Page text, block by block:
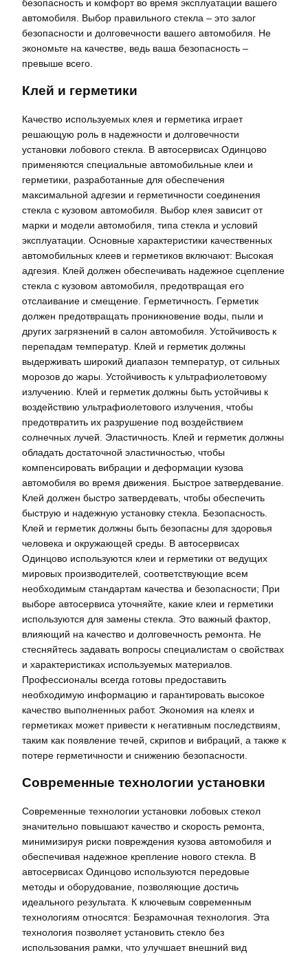
безопасность и комфорт во время эксплуатации вашего
автомобиля. Выбор правильного стекла – это залог
безопасности и долговечности вашего автомобиля. Не
экономьте на качестве, ведь ваша безопасность –
превыше всего.
Клей и герметики
Качество используемых клея и герметика играет
решающую роль в надежности и долговечности
установки лобового стекла. В автосервисах Одинцово
применяются специальные автомобильные клеи и
герметики, разработанные для обеспечения
максимальной адгезии и герметичности соединения
стекла с кузовом автомобиля. Выбор клея зависит от
марки и модели автомобиля, типа стекла и условий
эксплуатации. Основные характеристики качественных
автомобильных клеев и герметиков включают: Высокая
адгезия. Клей должен обеспечивать надежное сцепление
стекла с кузовом автомобиля, предотвращая его
отслаивание и смещение. Герметичность. Герметик
должен предотвращать проникновение воды, пыли и
других загрязнений в салон автомобиля. Устойчивость к
перепадам температур. Клей и герметик должны
выдерживать широкий диапазон температур, от сильных
морозов до жары. Устойчивость к ультрафиолетовому
излучению. Клей и герметик должны быть устойчивы к
воздействию ультрафиолетового излучения, чтобы
предотвратить их разрушение под воздействием
солнечных лучей. Эластичность. Клей и герметик должны
обладать достаточной эластичностью, чтобы
компенсировать вибрации и деформации кузова
автомобиля во время движения. Быстрое затвердевание.
Клей должен быстро затвердевать, чтобы обеспечить
быструю и надежную установку стекла. Безопасность.
Клей и герметик должны быть безопасны для здоровья
человека и окружающей среды. В автосервисах
Одинцово используются клеи и герметики от ведущих
мировых производителей, соответствующие всем
необходимым стандартам качества и безопасности; При
выборе автосервиса уточняйте, какие клеи и герметики
используются для замены стекла. Это важный фактор,
влияющий на качество и долговечность ремонта. Не
стесняйтесь задавать вопросы специалистам о свойствах
и характеристиках используемых материалов.
Профессионалы всегда готовы предоставить
необходимую информацию и гарантировать высокое
качество выполненных работ. Экономия на клеях и
герметиках может привести к негативным последствиям,
таким как появление течей, скрипов и вибраций, а также к
потере герметичности и снижению безопасности.
Современные технологии установки
Современные технологии установки лобовых стекол
значительно повышают качество и скорость ремонта,
минимизируя риски повреждения кузова автомобиля и
обеспечивая надежное крепление нового стекла. В
автосервисах Одинцово используются передовые
методы и оборудование, позволяющие достичь
идеального результата. К ключевым современным
технологиям относятся: Безрамочная технология. Эта
технология позволяет установить стекло без
использования рамки, что улучшает внешний вид